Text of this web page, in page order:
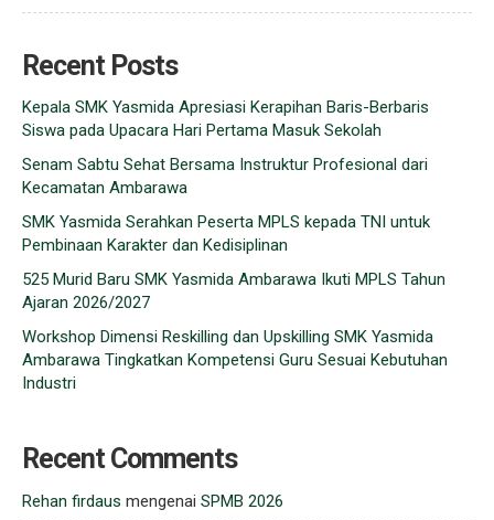
Recent Posts
Kepala SMK Yasmida Apresiasi Kerapihan Baris-Berbaris
Siswa pada Upacara Hari Pertama Masuk Sekolah
Senam Sabtu Sehat Bersama Instruktur Profesional dari
Kecamatan Ambarawa
SMK Yasmida Serahkan Peserta MPLS kepada TNI untuk
Pembinaan Karakter dan Kedisiplinan
525 Murid Baru SMK Yasmida Ambarawa Ikuti MPLS Tahun
Ajaran 2026/2027
Workshop Dimensi Reskilling dan Upskilling SMK Yasmida
Ambarawa Tingkatkan Kompetensi Guru Sesuai Kebutuhan
Industri
Recent Comments
Rehan firdaus mengenai SPMB 2026